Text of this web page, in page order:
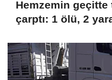
Hemzemin geçitte
çarptı: 1 ölü, 2